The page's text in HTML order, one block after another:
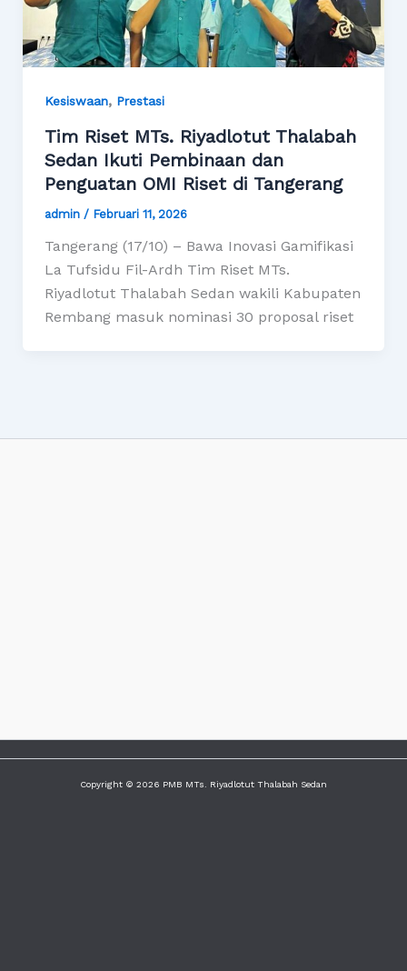
Kesiswaan, Prestasi
Tim Riset MTs. Riyadlotut Thalabah
Sedan Ikuti Pembinaan dan
Penguatan OMI Riset di Tangerang
admin / Februari 11, 2026
Tangerang (17/10) – Bawa Inovasi Gamifikasi
La Tufsidu Fil-Ardh Tim Riset MTs.
Riyadlotut Thalabah Sedan wakili Kabupaten
Rembang masuk nominasi 30 proposal riset
Copyright © 2026 PMB MTs. Riyadlotut Thalabah Sedan